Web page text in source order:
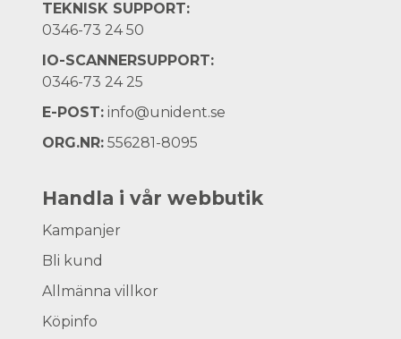
TEKNISK SUPPORT:
0346-73 24 50
IO-SCANNERSUPPORT:
0346-73 24 25
E-POST: info@unident.se
ORG.NR: 556281-8095
Handla i vår webbutik
Kampanjer
Bli kund
Allmänna villkor
Köpinfo